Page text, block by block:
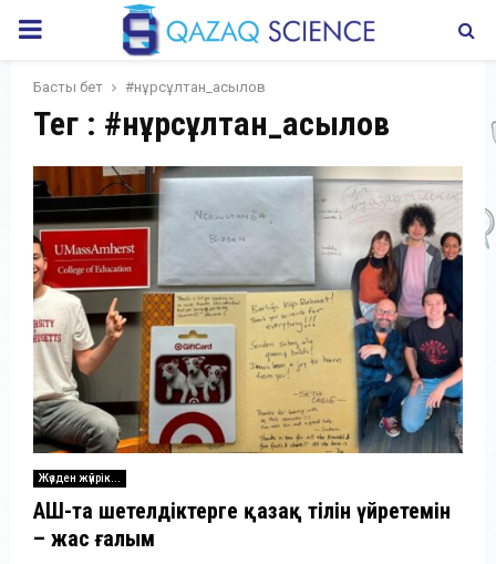
PRIMARY
MENU
Басты бет #нұрсұлтан_асылов
Тег : #нұрсұлтан_асылов
Жүзден жүйрік...
АҚШ-та шетелдіктерге қазақ тілін үйретемін
– жас ғалым